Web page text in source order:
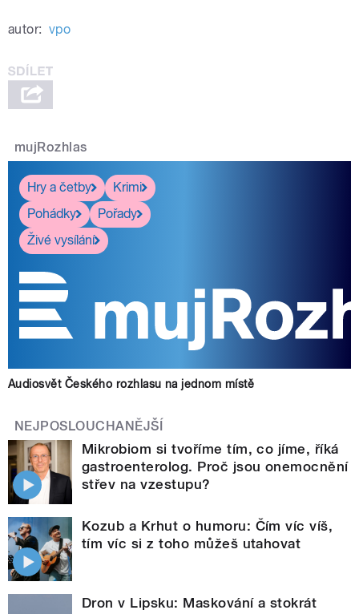
autor: vpo
mujRozhlas
Hry a četby
Krimi
Pohádky
Pořady
Živé vysílání
Audiosvět Českého rozhlasu na jednom místě
NEJPOSLOUCHANĚJŠÍ
Mikrobiom si tvoříme tím, co jíme, říká
gastroenterolog. Proč jsou onemocnění
střev na vzestupu?
Kozub a Krhut o humoru: Čím víc víš,
tím víc si z toho můžeš utahovat
Dron v Lipsku: Maskování a stokrát